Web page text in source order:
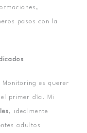
pasos con la
es querer
primer día. Mi
, idealmente
adultos